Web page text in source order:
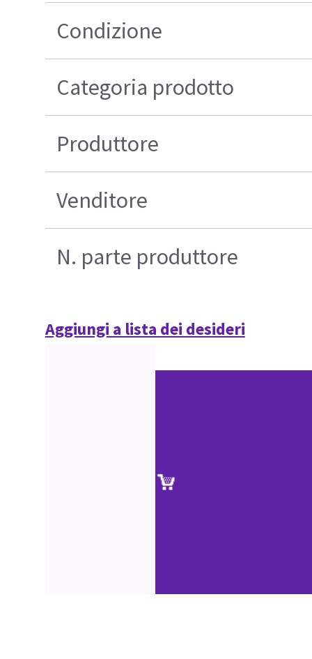
Condizione
Categoria prodotto
Produttore
Venditore
N. parte produttore
Aggiungi a lista dei desideri